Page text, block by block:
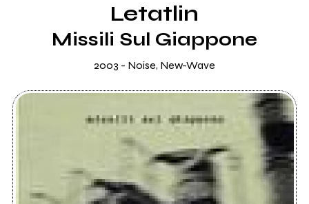
RADIO
Letatlin
Missili Sul Giappone
2003 - Noise, New-Wave